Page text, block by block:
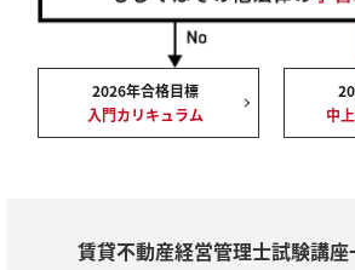
2026年合格目標
入門カリキュラム
中
賃貸不動産経営管理士試験講